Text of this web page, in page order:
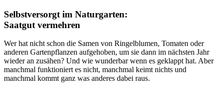
Selbstversorgt im Naturgarten:
Saatgut vermehren
Wer hat nicht schon die Samen von Ringelblumen, Tomaten oder
anderen Gartenpflanzen aufgehoben, um sie dann im nächsten Jahr
wieder an zusähen? Und wie wunderbar wenn es geklappt hat. Aber
manchmal funktioniert es nicht, manchmal keimt nichts und
manchmal kommt ganz was anderes dabei raus.